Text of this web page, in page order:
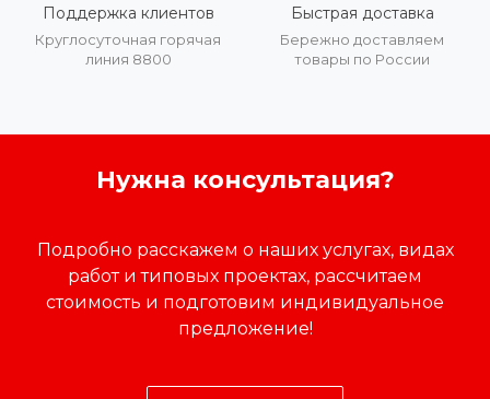
Поддержка клиентов
Круглосуточная горячая
линия 8800
Быстрая доставка
Бережно доставляем
товары по России
Нужна консультация?
Подробно расскажем о наших услугах, видах
работ и типовых проектах, рассчитаем
стоимость и подготовим индивидуальное
предложение!